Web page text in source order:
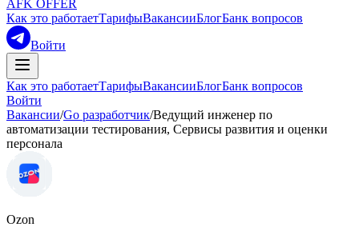
AFK OFFER
Как это работаетТарифыВакансииБлогБанк вопросов
Войти
Как это работаетТарифыВакансииБлогБанк вопросов
Войти
Вакансии/Go разработчик/Ведущий инженер по
автоматизации тестирования, Сервисы развития и оценки
персонала
Ozon